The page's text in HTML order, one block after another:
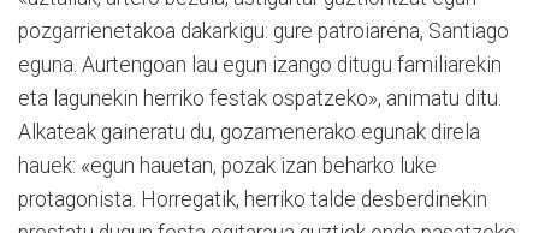
pozgarrienetakoa dakarkigu: gure patroiarena, Santiago
eguna. Aurtengoan lau egun izango ditugu familiarekin
eta lagunekin herriko festak ospatzeko», animatu ditu.
Alkateak gaineratu du, gozamenerako egunak direla
hauek: «egun hauetan, pozak izan beharko luke
protagonista. Horregatik, herriko talde desberdinekin